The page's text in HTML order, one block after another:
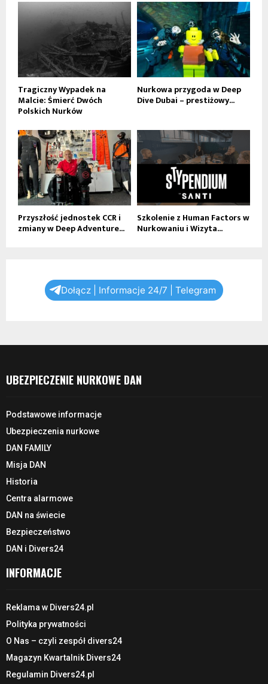
Tragiczny Wypadek na
Malcie: Śmierć Dwóch
Polskich Nurków
Nurkowa przygoda w Deep
Dive Dubai – prestiżowy...
Przyszłość jednostek CCR i
zmiany w Deep Adventure...
Szkolenie z Human Factors w
Nurkowaniu i Wizyta...
Dołącz | Informacje 24/7 | Telegram
UBEZPIECZENIE NURKOWE DAN
Podstawowe informacje
Ubezpieczenia nurkowe
DAN FAMILY
Misja DAN
Historia
Centra alarmowe
DAN na świecie
Bezpieczeństwo
DAN i Divers24
INFORMACJE
Reklama w Divers24.pl
Polityka prywatności
O Nas – czyli zespół divers24
Magazyn Kwartalnik Divers24
Regulamin Divers24.pl